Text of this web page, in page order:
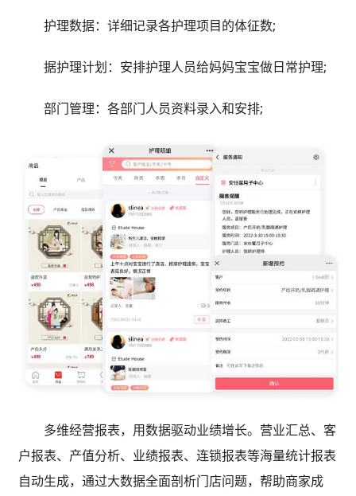
护理数据：详细记录各护理项目的体征数;
据护理计划：安排护理人员给妈妈宝宝做日常护理;
部门管理：各部门人员资料录入和安排;
多维经营报表，用数据驱动业绩增长。营业汇总、客
户报表、产值分析、业绩报表、连锁报表等海量统计报表
自动生成，通过大数据全面剖析门店问题，帮助商家成